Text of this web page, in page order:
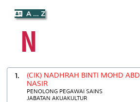
A ... Z
N
1.
(CIK) NADHRAH BINTI MOHD ABD
NASIR
PENOLONG PEGAWAI SAINS
JABATAN AKUAKULTUR